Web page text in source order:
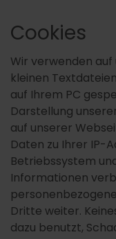
Cookies
Wir verwenden auf
kleinen
auf Ihrem PC
Darstellung
auf unserer
Daten zu Ihrer IP-
Betriebssystem
Informationen
Dritte weiter.
dazu benutzt,